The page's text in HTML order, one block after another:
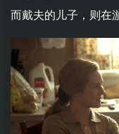
而戴夫的儿子，则在